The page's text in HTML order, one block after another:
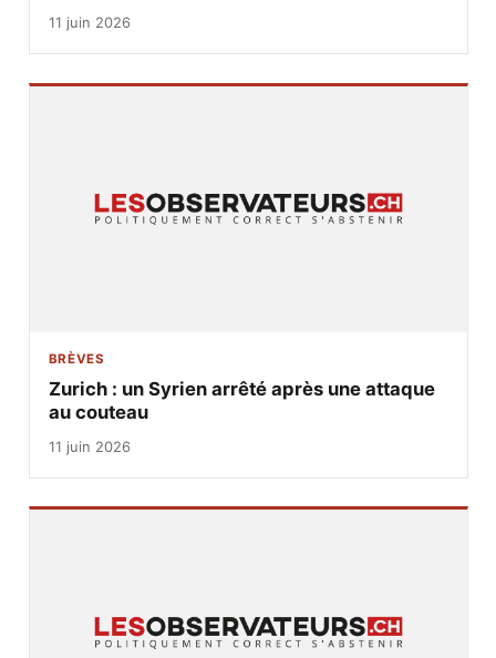
11 juin 2026
BRÈVES
Zurich : un Syrien arrêté après une attaque
au couteau
11 juin 2026